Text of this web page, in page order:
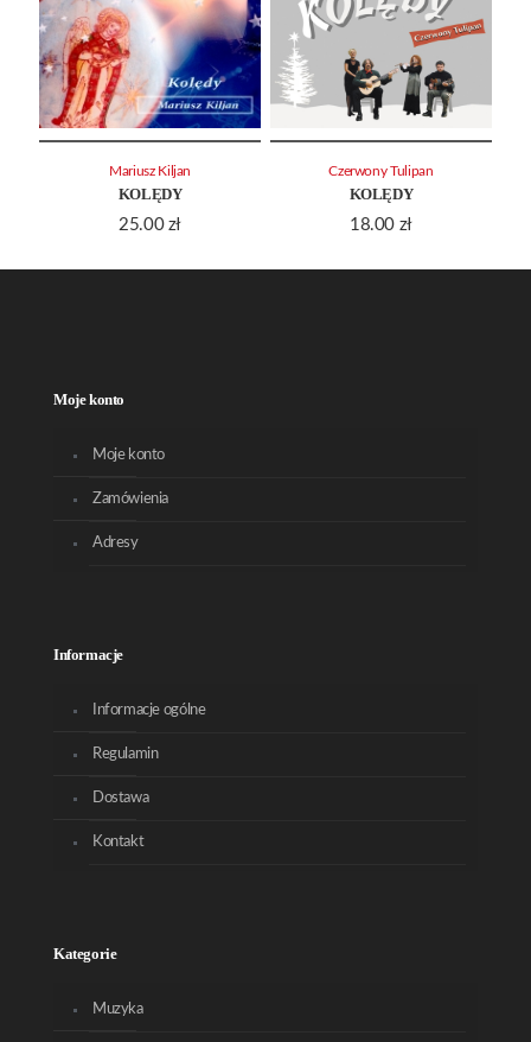
KOLĘDY
25.00 zł
Mariusz Kiljan
KOLĘDY
18.00 zł
Czerwony Tulipan
Moje konto
Moje konto
Zamówienia
Adresy
Informacje
Informacje ogólne
Regulamin
Dostawa
Kontakt
Kategorie
Muzyka